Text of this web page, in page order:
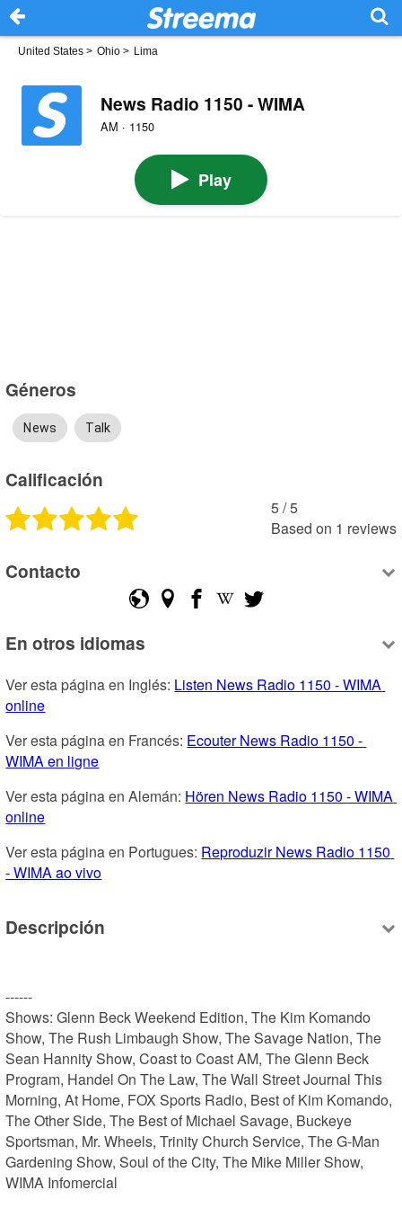
United States > Ohio > Lima
News Radio 1150 - WIMA
AM · 1150
Play
Géneros
News Talk
Calificación
5 /5
Based on 1 reviews
Contacto
En otros idiomas
Ver esta página en Inglés: Listen News Radio 1150 - WIMA
online
Ver esta página en Francés: Ecouter News Radio 1150 -
WIMA en ligne
Ver esta página en Alemán: Hören News Radio 1150 - WIMA
online
Ver esta página en Portugues: Reproduzir News Radio 1150
- WIMA ao vivo
Descripción
------
Shows: Glenn Beck Weekend Edition, The Kim Komando
Show, The Rush Limbaugh Show, The Savage Nation, The
Sean Hannity Show, Coast to Coast AM, The Glenn Beck
Program, Handel On The Law, The Wall Street Journal This
Morning, At Home, FOX Sports Radio, Best of Kim Komando,
The Other Side, The Best of Michael Savage, Buckeye
Sportsman, Mr. Wheels, Trinity Church Service, The G-Man
Gardening Show, Soul of the City, The Mike Miller Show,
WIMA Infomercial